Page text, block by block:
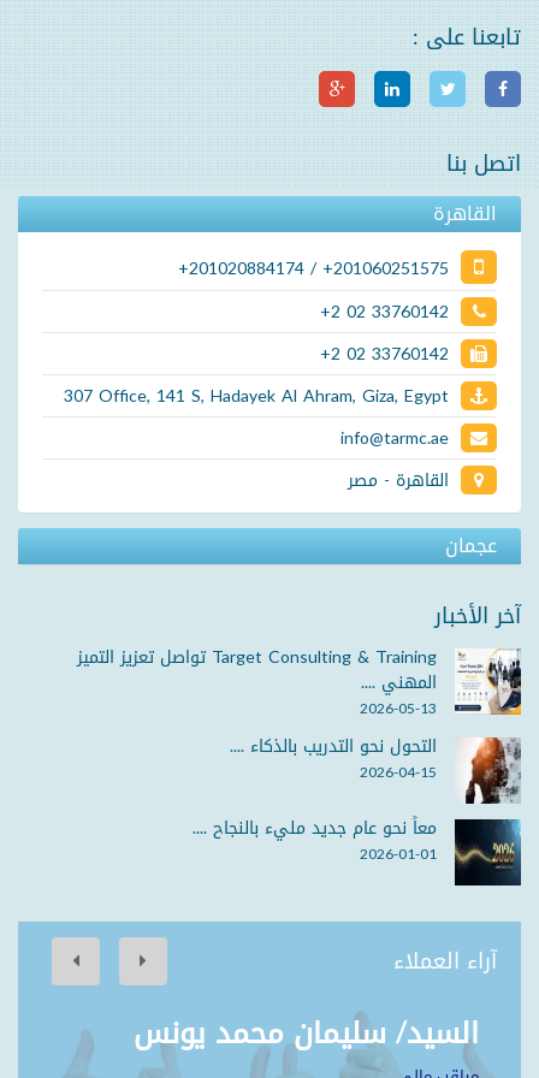
تابعنا على :
اتصل بنا
القاهرة
+201020884174 / +201060251575
+2 02 33760142
+2 02 33760142
307 Office, 141 S, Hadayek Al Ahram, Giza, Egypt
info@tarmc.ae
القاهرة - مصر
عجمان
آخر الأخبار
Target Consulting & Training تواصل تعزيز التميز
المهني ....
2026-05-13
التحول نحو التدريب بالذكاء ....
2026-04-15
معاً نحو عام جديد مليء بالنجاح ....
2026-01-01
آراء العملاء
السيد/ سليمان محمد يونس